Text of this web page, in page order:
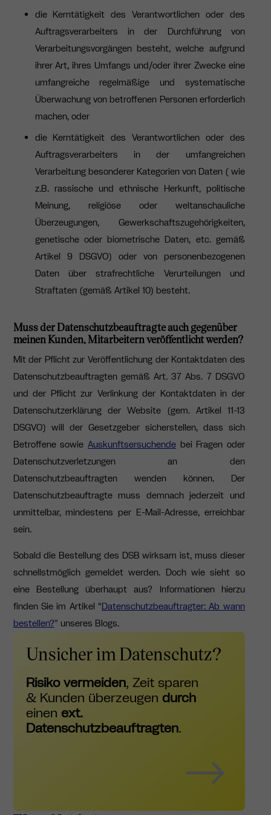
die Kerntätigkeit des Verantwortlichen oder des
Auftragsverarbeiters in der Durchführung von
Verarbeitungsvorgängen besteht, welche aufgrund
ihrer Art, ihres Umfangs und/oder ihrer Zwecke eine
umfangreiche regelmäßige und systematische
Überwachung von betroffenen Personen erforderlich
machen, oder
die Kerntätigkeit des Verantwortlichen oder des
Auftragsverarbeiters in der umfangreichen
Verarbeitung besonderer Kategorien von Daten ( wie
z.B. rassische und ethnische Herkunft, politische
Meinung, religiöse oder weltanschauliche
Überzeugungen, Gewerkschaftszugehörigkeiten,
genetische oder biometrische Daten, etc. gemäß
Artikel 9 DSGVO) oder von personenbezogenen
Daten über strafrechtliche Verurteilungen und
Straftaten (gemäß Artikel 10) besteht.
Muss der Datenschutzbeauftragte auch gegenüber
meinen Kunden, Mitarbeitern veröffentlicht werden?
Mit der Pflicht zur Veröffentlichung der Kontaktdaten des
Datenschutzbeauftragten gemäß Art. 37 Abs. 7 DSGVO
und der Pflicht zur Verlinkung der Kontaktdaten in der
Datenschutzerklärung der Website (gem. Artikel 11-13
DSGVO) will der Gesetzgeber sicherstellen, dass sich
Betroffene sowie Auskunftsersuchendebei Fragen oder
Datenschutzverletzungen an den
Datenschutzbeauftragten wenden können. Der
Datenschutzbeauftragte muss demnach jederzeit und
unmittelbar, mindestens per E-Mail-Adresse, erreichbar
sein.
Sobald die Bestellung des DSB wirksam ist, muss dieser
schnellstmöglich gemeldet werden. Doch wie sieht so
eine Bestellung überhaupt aus? Informationen hierzu
finden Sie im Artikel “Datenschutzbeauftragter: Ab wann
bestellen?” unseres Blogs.
Unsicher im Datenschutz?
Risiko vermeiden, Zeit sparen
& Kunden überzeugen durch
einen ext.
Datenschutzbeauftragten.